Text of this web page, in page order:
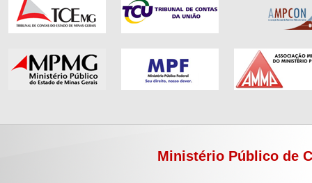
Ministério Público de